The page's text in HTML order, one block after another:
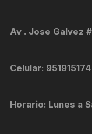
Av . Jose Galvez
Celular:
Horario: Lunes a